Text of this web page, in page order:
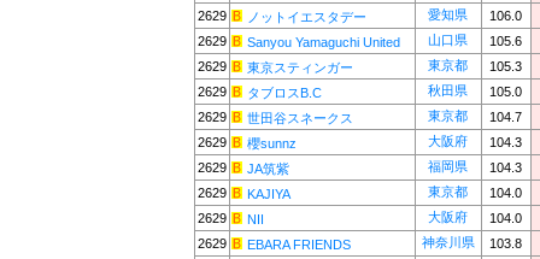
2629
ノットイエスタデー 愛知県
106.0
2629
Sanyou Yamaguchi United 山口県
105.6
2629
東京スティンガー 東京都
105.3
2629
タブロスB.C 秋田県
105.0
2629
世田谷スネークス 東京都
104.7
2629
櫻sunnz 大阪府
104.3
2629
JA筑紫 福岡県
104.3
2629
KAJIYA 東京都
104.0
2629
NII 大阪府
104.0
2629
EBARA FRIENDS 神奈川県
103.8